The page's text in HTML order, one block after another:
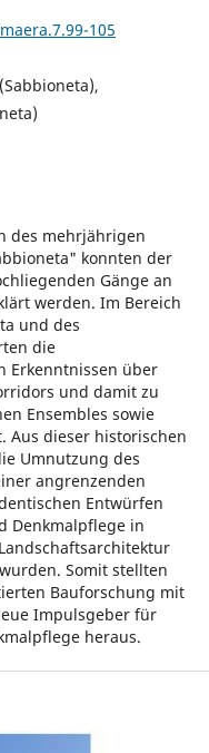
105
des mehrjährigen
konnten der
Gänge an
werden. Im Bereich
und des
die
Erkenntnissen über
und damit zu
Ensembles sowie
Aus dieser historischen
Umnutzung des
angrenzenden
Entwürfen
Denkmalpflege in
Somit stellten
Bauforschung mit
Impulsgeber für
heraus.